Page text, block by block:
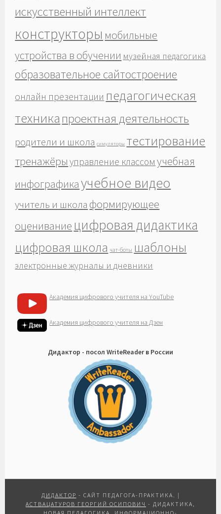
искусственный интеллект
конструкторы мобильные
устройства в обучении музейная педагогика
образовательное сайтостроение
онлайн презентации педагогическая
техника проектная деятельность
родители и школа симуляторы тестирование
тренажёры управление классом учебная
инфографикаучебное видео
учитель и школа формирующее
оценивание цифровая дидактика
цифровая школа чат-боты шаблоны
электронные журналы и дневники
Академия цифрового учителя на YouTube
Академия цифрового учителя на Дзен
Дидактор - посол WriteReader в России
ДИДАКТОР - САЙТ ПЕДАГОГА-ПРАКТИКА. |
АСТВАЦАТУРОВ ГЕОРГИЙ ОСИПОВИЧ - ДИДАКТИКА,